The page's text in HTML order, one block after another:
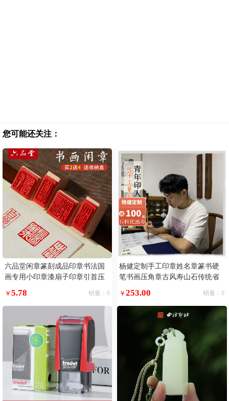
您可能还关注：
六品堂闲章篆刻成品印章书法国
画专用小印章漆扇子印章引首压
绘画定制书画印章
￥ 5.78 销量：0
杨健定制手工印章姓名章篆书硬
笔书画压角章古风寿山石传统省
￥253.00 销量：0